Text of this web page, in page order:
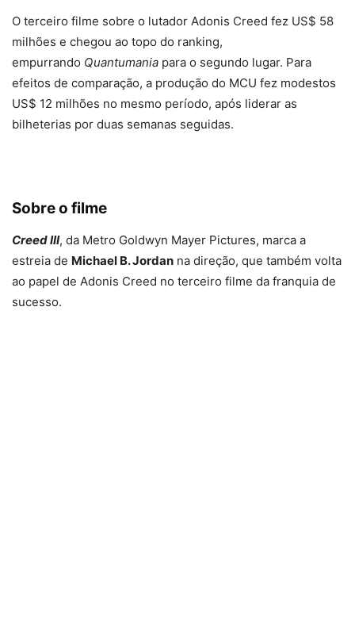
O terceiro filme sobre o lutador Adonis Creed fez US$ 58
milhões e chegou ao topo do ranking,
empurrando Quantumania para o segundo lugar. Para
efeitos de comparação, a produção do MCU fez modestos
US$ 12 milhões no mesmo período, após liderar as
bilheterias por duas semanas seguidas.
Sobre o filme
Creed III, da Metro Goldwyn Mayer Pictures, marca a
estreia de Michael B. Jordan na direção, que também volta
ao papel de Adonis Creed no terceiro filme da franquia de
sucesso.